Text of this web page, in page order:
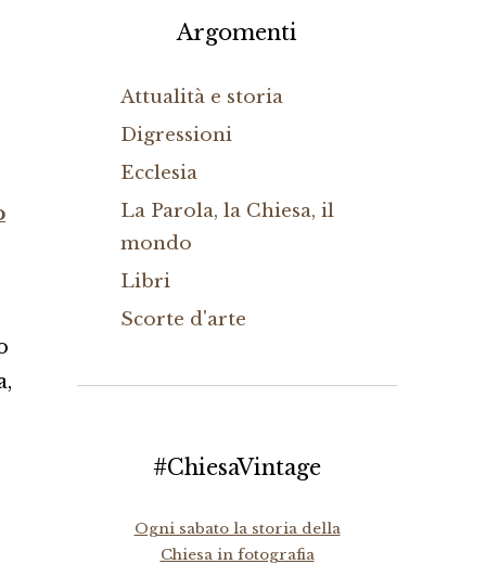
Argomenti
Attualità e storia
Digressioni
Ecclesia
La Parola, la Chiesa, il
mondo
Libri
Scorte d'arte
#ChiesaVintage
Ogni sabato la storia della
Chiesa in fotografia